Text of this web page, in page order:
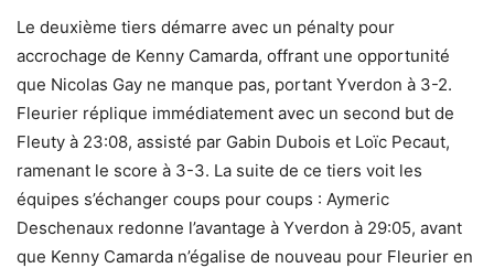
Le deuxième tiers démarre avec un pénalty pour
accrochage de Kenny Camarda, offrant une opportunité
que Nicolas Gay ne manque pas, portant Yverdon à 3-2.
Fleurier réplique immédiatement avec un second but de
Fleuty à 23:08, assisté par Gabin Dubois et Loïc Pecaut,
ramenant le score à 3-3. La suite de ce tiers voit les
équipes s’échanger coups pour coups : Aymeric
Deschenaux redonne l’avantage à Yverdon à 29:05, avant
que Kenny Camarda n’égalise de nouveau pour Fleurier en